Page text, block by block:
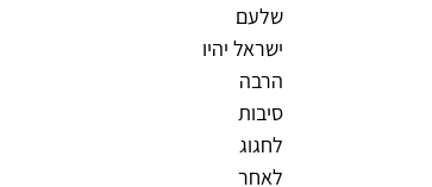
שלעם
ישראל יהיו
הרבה
סיבות
לחגוג
לאחר